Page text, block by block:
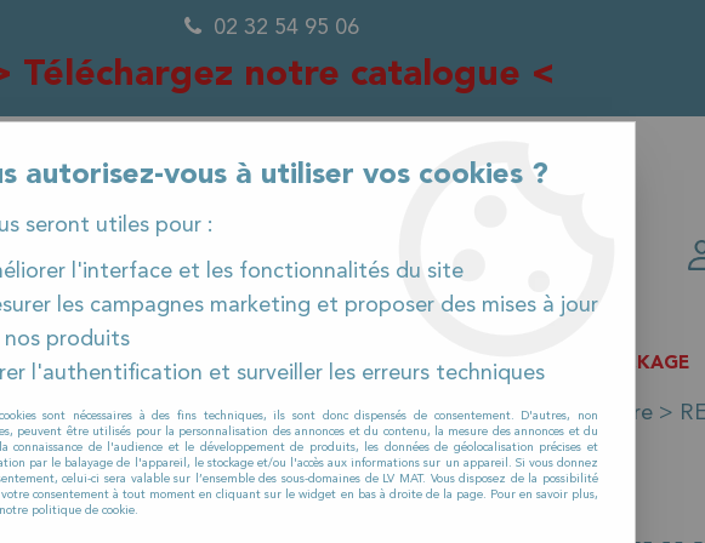
02 32 54 95 06
Téléchargez notre catalogue <
DÉTACHÉES PRODUITS ET CONSOMMABLES DESTOCKAGE
vitres et surfaces >Système de nettoyage avec eau pure >
UNGER
autorisez-vous à utiliser vos cookies ?
seront utiles pour :
l'interface et les fonctionnalités du site
les campagnes marketing et proposer des mises à jour
nos produits
l'authentification et surveiller les erreurs techniques
sont nécessaires à des fins techniques, ils sont donc dispensés de consentement. D'autres, non
peuvent être utilisés pour la personnalisation des annonces et du contenu, la mesure des annonces et du
connaissance de l'audience et le développement de produits, les données de géolocalisation précises et
par le balayage de l'appareil, le stockage et/ou l'accès aux informations sur un appareil. Si vous donnez
celui-ci sera valable sur l’ensemble des sous-domaines de LV MAT. Vous disposez de la possibilité
consentement à tout moment en cliquant sur le widget en bas à droite de la page. Pour en savoir plus,
politique de cookie.